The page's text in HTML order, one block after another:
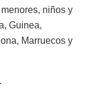
niños y
Guinea,
Marruecos y